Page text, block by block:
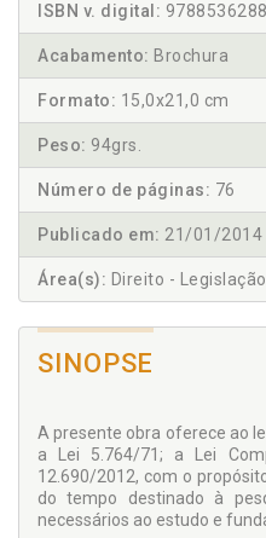
ISBN v. digital:
Acabamento: Brochura
Formato: 15,0x21,0 cm
Peso: 94grs.
Número de páginas: 76
Publicado em: 21/01/2014
Área(s): Direito -
SINOPSE
A presente obra oferece ao
a Lei 5.764/71; a Lei
12.690/2012, com o
do tempo destinado à
necessários ao estudo e